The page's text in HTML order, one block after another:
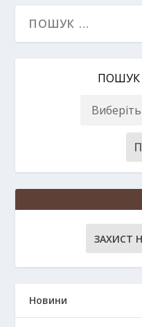
ПОШУК
ЗАХИСТ
Новини